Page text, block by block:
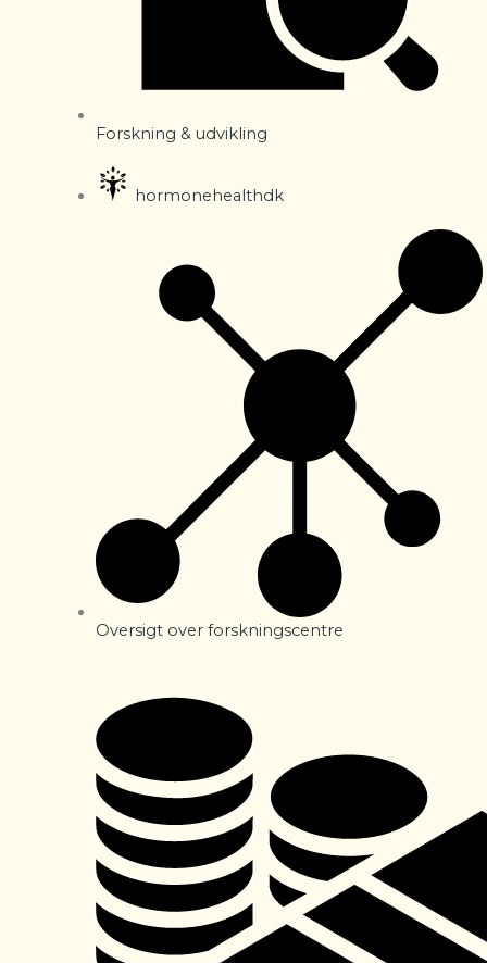
Forskning & udvikling
hormonehealthdk
Oversigt over forskningscentre